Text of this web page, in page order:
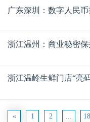
广东深圳：数字人民
浙江温州：商业秘密
浙江温岭生鲜门店“亮码”经营 推进
« 1 2 ... 18